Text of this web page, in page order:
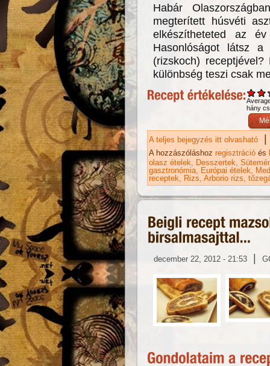
Habár
megterített húsvéti
elkészítheteted az
Hasonlóságot látsz
(rizskoch)
különbség teszi csak
hány
A teljes bejegyzés itt olvasható |
A hozzászóláshoz regisztráció és
olasz ételek
Desszertek
gasztronómia
Európai ételek
receptek
Rizs Arborio rizs
december 22, 2012 - 21:53 |